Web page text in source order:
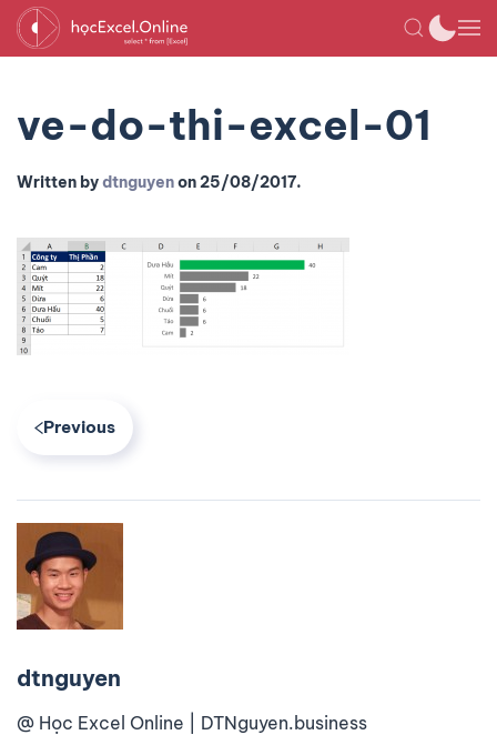
ve-do-thi-excel-01
Written bydtnguyenon25/08/2017.
Previous
dtnguyen
@ Học Excel Online | DTNguyen.business